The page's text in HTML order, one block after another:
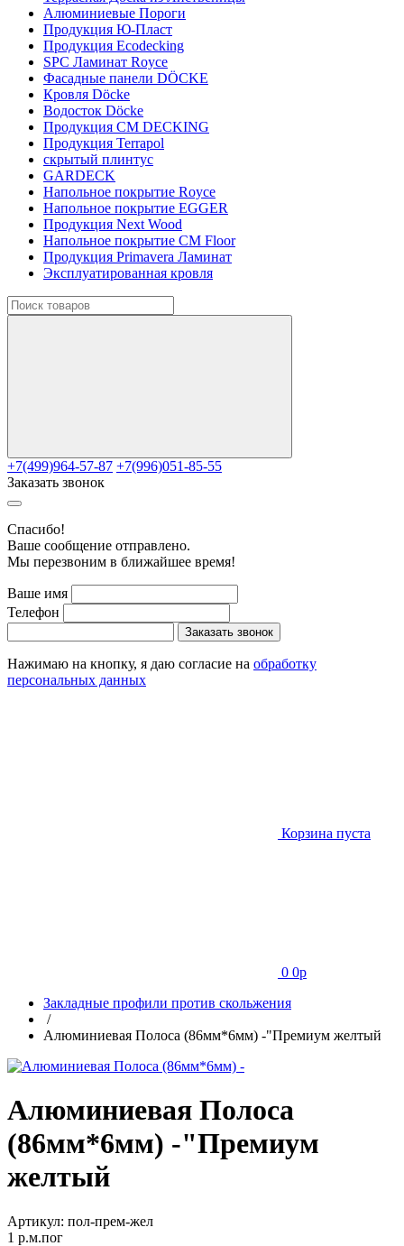
Алюминиевые Пороги
Продукция Ю-Пласт
Продукция Ecodecking
SPC Ламинат Royce
Фасадные панели DÖCKE
Кровля Döcke
Водосток Döcke
Продукция CM DECKING
Продукция Terrapol
скрытый плинтус
GARDECK
Напольное покрытие Royce
Напольное покрытие EGGER
Продукция Next Wood
Напольное покрытие CM Floor
Продукция Primavera Ламинат
Эксплуатированная кровля
+7(499)964-57-87 +7(996)051-85-55
Заказать звонок
Cпасибо!
Ваше сообщение отправлено.
Мы перезвоним в ближайшее время!
Ваше имя
Телефон
Заказать звонок
Нажимаю на кнопку, я даю согласие на обработку
персональных данных
Корзина пуста
0 0p
Закладные профили против скольжения
/
Алюминиевая Полоса (86мм*6мм) -"Премиум желтый
Алюминиевая Полоса
(86мм*6мм) -"Премиум
желтый
Артикул: пол-прем-жел
1 p.м.пог